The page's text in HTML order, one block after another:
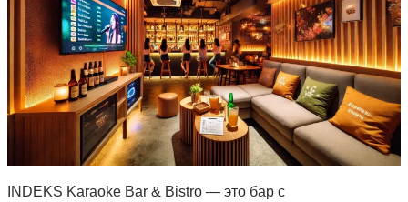
INDEKS Karaoke Bar & Bistro — это бар с